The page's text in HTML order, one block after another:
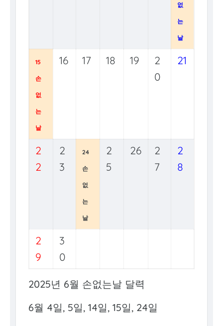
없
는
날
15
손
없
는
날
16 17 18 19
2
0
21
2
2
2
3
24
손
없
는
날
2
5
26
2
7
2
8
2
9
3
0
2025년 6월 손없는날 달력
6월 4일, 5일, 14일, 15일, 24일